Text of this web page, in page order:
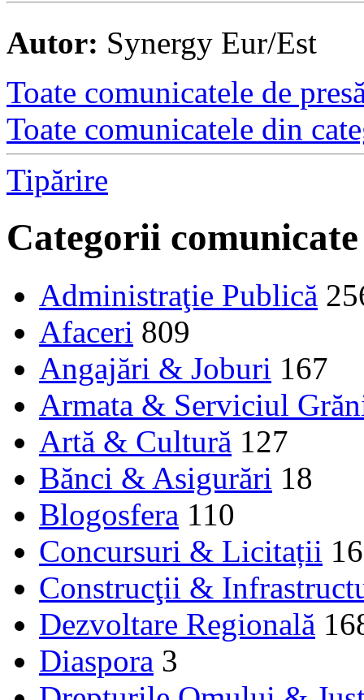
Autor: Synergy Eur/Est
Toate comunicatele de
Toate comunicatele din
Tipărire
Categorii comunicate
Administraţie Publică
Afaceri 809
Angajări & Joburi 167
Armata & Serviciul
Artă & Cultură 127
Bănci & Asigurări 18
Blogosfera 110
Concursuri & Licitații 16
Construcţii &
Dezvoltare Regională
Diaspora 3